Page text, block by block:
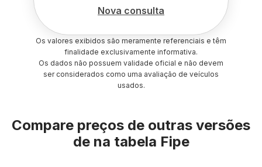
Nova consulta
Os valores exibidos são meramente referenciais e têm
finalidade exclusivamente informativa.
Os dados não possuem validade oficial e não devem
ser considerados como uma avaliação de veículos
usados.
Compare preços de outras versões
de na tabela Fipe